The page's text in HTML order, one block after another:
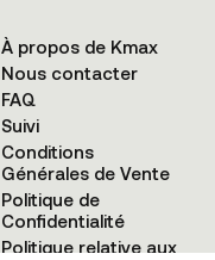
À propos de Kmax
Nous contacter
FAQ
Suivi
Conditions
Générales de Vente
Politique de
Confidentialité
Politique relative aux